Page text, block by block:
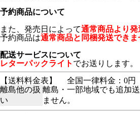
予約商品について
また、発売日によって通常商品より発
予約商品は通常商品と同梱発送できま
配送サービスについて
レターパックライト でお送りします。
【送料料金表】
全国一律料金：0円
離島他の扱
い
離島・一部地域でも追加
ません。